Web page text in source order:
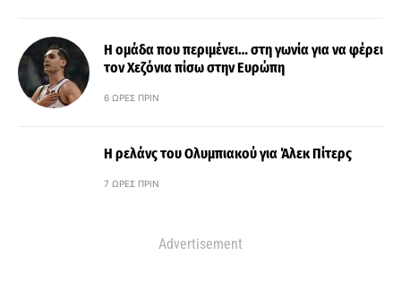
Η ομάδα που περιμένει… στη γωνία για να φέρει
τον Χεζόνια πίσω στην Ευρώπη
6 ΏΡΕΣ ΠΡΙΝ
Η ρελάνς του Ολυμπιακού για Άλεκ Πίτερς
7 ΏΡΕΣ ΠΡΙΝ
Advertisement